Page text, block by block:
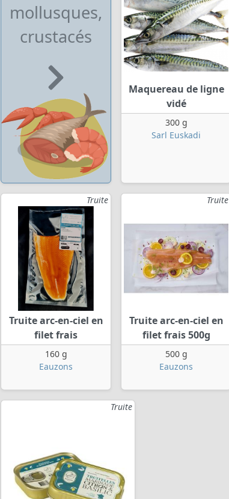
mollusques,
crustacés
Maquereau de ligne
vidé
300 g
Sarl Euskadi
Truite
Truite arc-en-ciel en
filet frais
160 g
Eauzons
Truite
Truite arc-en-ciel en
filet frais 500g
500 g
Eauzons
Truite